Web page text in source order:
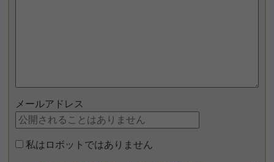
メールアドレス
私はロボットではありません